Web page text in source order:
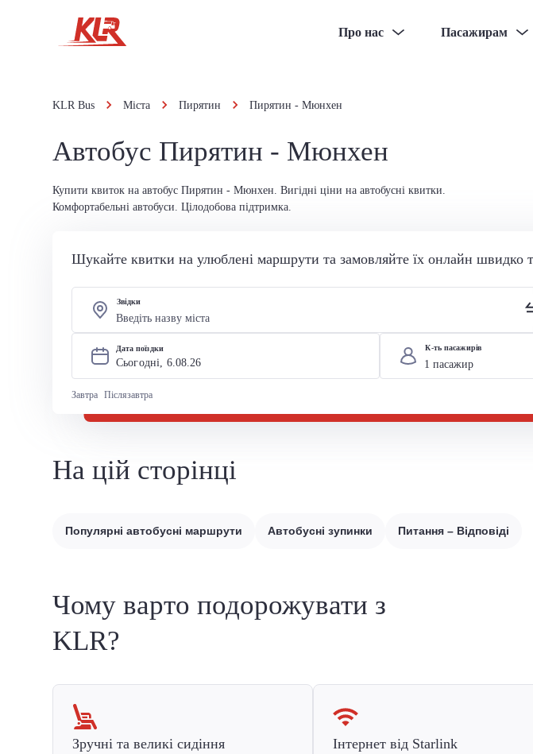
Про нас Пасажирам
KLR Bus Міста Пирятин Пирятин - Мюнхен
Автобус Пирятин - Мюнхен
Купити квиток на автобус Пирятин - Мюнхен. Вигідні ціни на автобусні квитки.
Комфортабельні автобуси. Цілодобова підтримка.
Шукайте квитки на улюблені маршрути та замовляйте їх онлайн швидко
Звідки
Дата поїздки
Сьогодні, 6.08.26
Завтра Післязавтра
К-ть пасажирів
На цій сторінці
Популярні автобусні маршрути Автобусні зупинки Питання – Відповіді
Чому варто подорожувати з
KLR?
Зручні та великі сидіння Інтернет від Starlink